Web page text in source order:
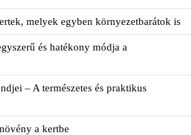
melyek egyben környezetbarátok is
és hatékony módja a
– A természetes és praktikus
a kertbe